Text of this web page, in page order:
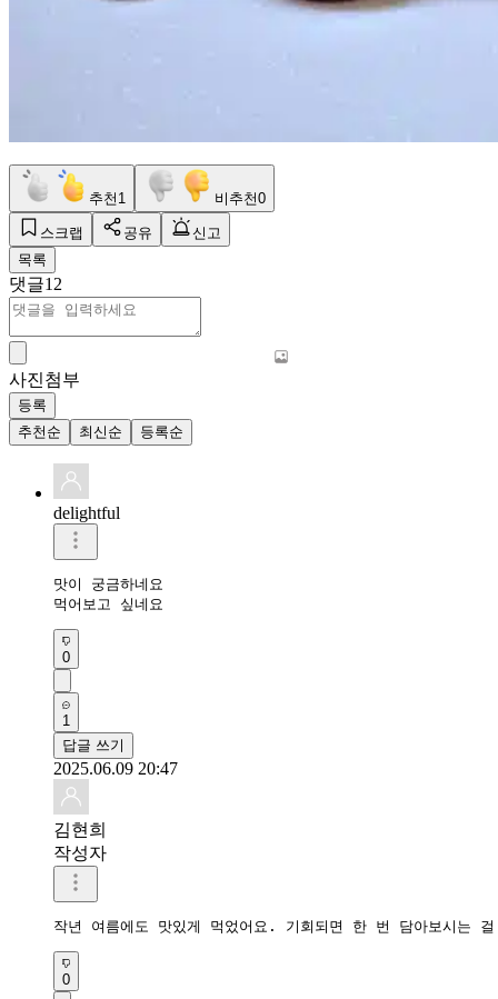
추천 1 비추천0
스크랩 공유
신고
목록
댓글12
사진첨부
등록
추천순
최신순 등록순
delightful
맛이 궁금하네요
먹어보고 싶네요
0
1
답글 쓰기
2025.06.09 20:47
김현희
작성자
작년 여름에도 맛있게 먹었어요. 기회되면 한 번 담아보시는
0